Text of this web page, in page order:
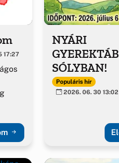
17:27
NYÁRI
SÓLYBAN!
Populáris hír
2026. 06. 30 13:02